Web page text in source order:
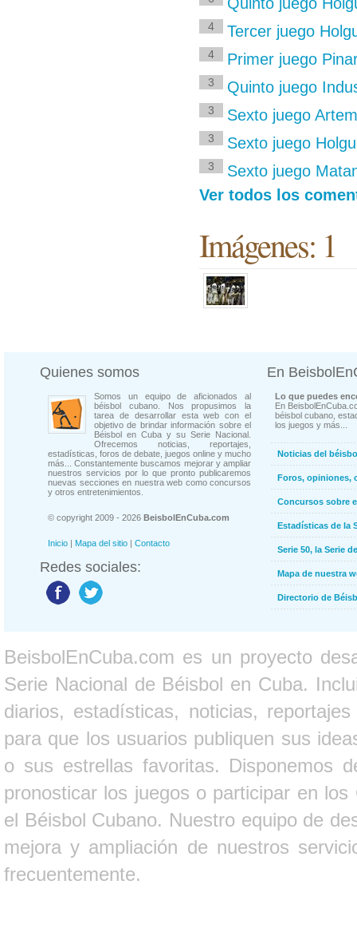
4 Tercer juego
4 Primer juego
3 Quinto juego
3 Sexto juego
3 Sexto juego
3
Sexto juego
Ver todos los
Imágenes: 1
Quienes somos
Somos un equipo de aficionados al
béisbol cubano. Nos propusimos la
tarea de desarrollar esta web con el
objetivo de brindar información sobre el
Béisbol en Cuba y su Serie Nacional.
Ofrecemos noticias, reportajes,
estadísticas, foros de debate, juegos online y mucho
más... Constantemente buscamos mejorar y ampliar
nuestros servicios por lo que pronto publicaremos
nuevas secciones en nuestra web como concursos
y otros entretenimientos.
© copyright 2009 - 2026 BeisbolEnCuba.com
Inicio | Mapa del sitio | Contacto
Redes sociales:
En
Lo que puedes
En
béisbol cubano,
los juegos y más...
Noticias del
Foros, opiniones,
Concursos sobre
Estadísticas de la
Serie 50, la Serie
Mapa de nuestra
Directorio de
BeisbolEnCuba.com es un proyecto
Serie Nacional de Béisbol en Cuba.
diarios, estadísticas, noticias,
para que los usuarios publiquen sus
o sus estrellas favoritas. Disponemos
pronosticar los juegos o participar en
el Béisbol Cubano. Nuestro equipo de
mejora y ampliación de nuestros
frecuentemente.